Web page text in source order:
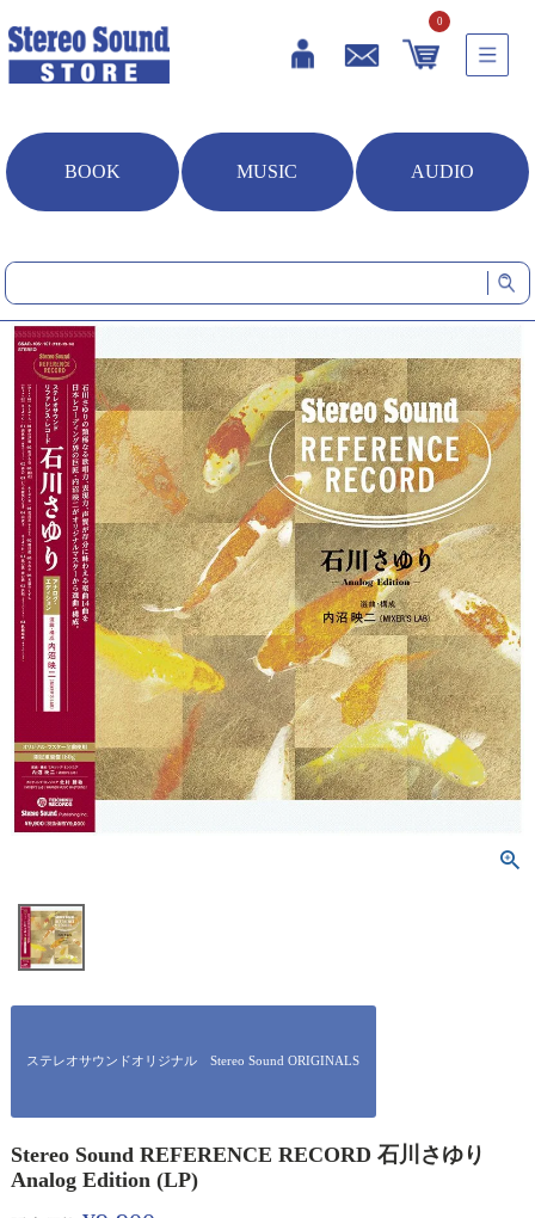
0
BOOK MUSIC AUDIO
Stereo Sound REFERENCE RECORD 石川さゆり Analog Edition (LP)
ステレオサウンドオリジナル Stereo Sound ORIGINALS
Stereo Sound REFERENCE RECORD 石川さゆり
Analog Edition (LP)